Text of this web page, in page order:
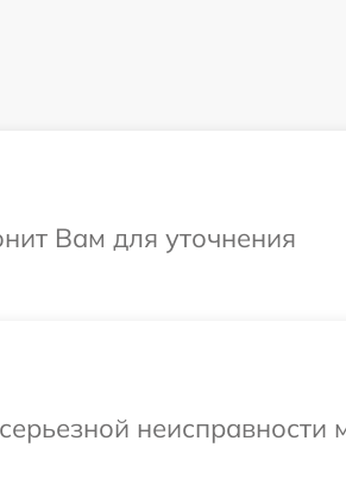
Вам для уточнения
неисправности